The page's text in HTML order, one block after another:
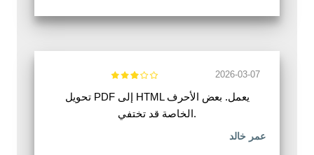
2026-03-07
تحويل PDF إلى HTML يعمل. بعض الأحرف
الخاصة قد تختفي.
عمر خالد